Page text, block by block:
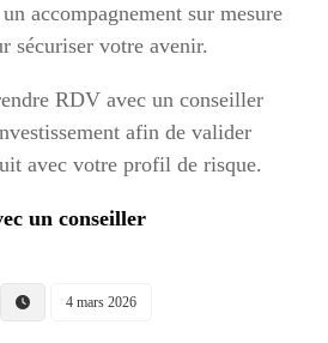
accompagnement sur mesure
sécuriser votre avenir.
RDV avec un conseiller
afin de valider
avec votre profil de risque.
un conseiller
4 mars 2026